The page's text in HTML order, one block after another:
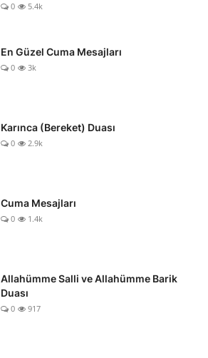
0 5.4k
En Güzel Cuma Mesajları
0 3k
Karınca (Bereket) Duası
0 2.9k
Cuma Mesajları
0 1.4k
Allahümme Salli ve Allahümme Barik
Duası
0 917